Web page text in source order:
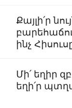
Քայլի՛ր
ինչ
Մի՛ եղիր
եղի՛ր